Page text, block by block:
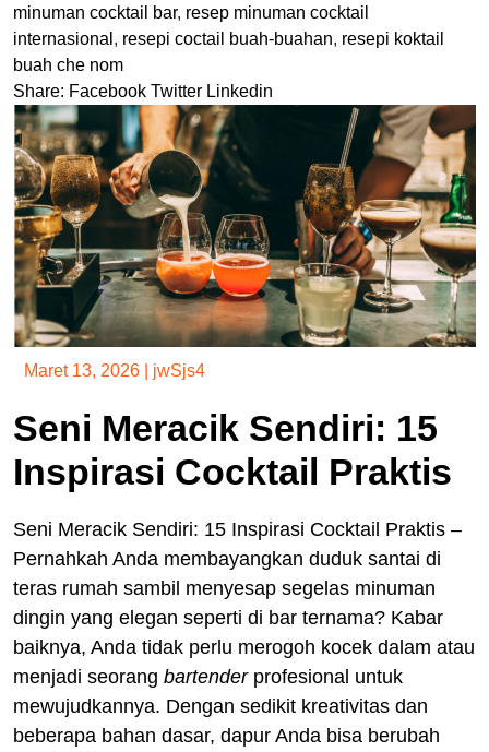
minuman cocktail bar, resep minuman cocktail
internasional , resepi coctail buah-buahan, resepi koktail
buah che nom
Share: Facebook Twitter Linkedin
Maret 13, 2026 jwSjs4
Seni Meracik Sendiri: 15
Inspirasi Cocktail Praktis
Seni Meracik Sendiri: 15 Inspirasi Cocktail Praktis –
Pernahkah Anda membayangkan duduk santai di
teras rumah sambil menyesap segelas minuman
dingin yang elegan seperti di bar ternama? Kabar
baiknya, Anda tidak perlu merogoh kocek dalam atau
menjadi seorang bartenderprofesional untuk
mewujudkannya. Dengan sedikit kreativitas dan
beberapa bahan dasar, dapur Anda bisa berubah